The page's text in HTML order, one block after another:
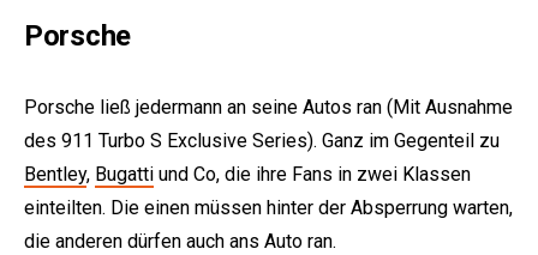
Porsche
Porsche ließ jedermann an seine Autos ran (Mit Ausnahme
des 911 Turbo S Exclusive Series). Ganz im Gegenteil zu
Bentley, Bugatti und Co, die ihre Fans in zwei Klassen
einteilten. Die einen müssen hinter der Absperrung warten,
die anderen dürfen auch ans Auto ran.